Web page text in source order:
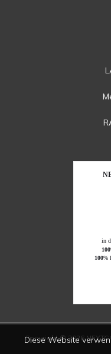
in
100
100%
Copyright © 2026
Diese Website